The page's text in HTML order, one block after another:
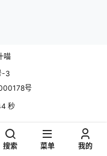
喵
-3
号
秒
搜索 菜单 我的